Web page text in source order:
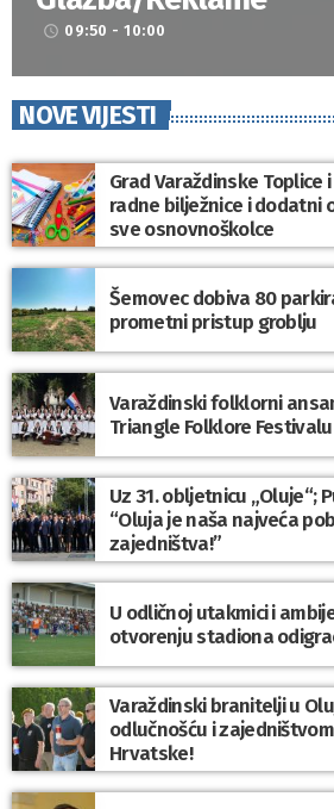
access_time 09:50 - 10:00
NOVE VIJESTI
Grad Varaždinske
radne bilježnice i dodatni
sve osnovnoškolce
Šemovec dobiva 80
prometni pristup groblju
Varaždinski folklorni
Triangle Folklore
Uz 31. obljetnicu „Oluje“;
“Oluja je naša najveća
zajedništva!”
U odličnoj utakmici i
otvorenju stadiona
Varaždinski branitelji u
odlučnošću i
Hrvatske!